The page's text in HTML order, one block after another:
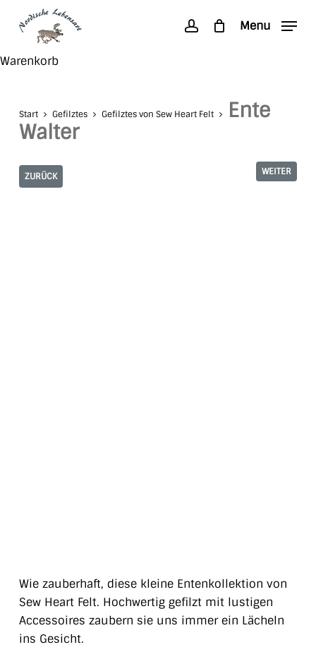
content
accountMenu
WarenkorbClose
Start Gefilztes Gefilztes von Sew Heart Felt
Ente
Walter
ZURÜCK WEITER
Wie zauberhaft, diese kleine Entenkollektion von
Sew Heart Felt. Hochwertig gefilzt mit lustigen
Accessoires zaubern sie uns immer ein Lächeln
ins Gesicht.